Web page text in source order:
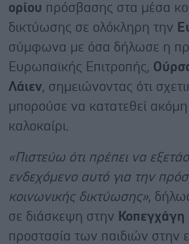
ορίου πρόσβασης στα μέσα
δικτύωσης σε ολόκληρη την
σύμφωνα με όσα δήλωσε η
Ευρωπαϊκής Επιτροπής,
Λάιεν, σημειώνοντας ότι
μπορούσε να κατατεθεί
καλοκαίρι.
«Πιστεύω ότι πρέπει να
ενδεχόμενο αυτό για την
κοινωνικής δικτύωσης»,
σε διάσκεψη στην Κοπεγχάγη
προστασία των παιδιών στην